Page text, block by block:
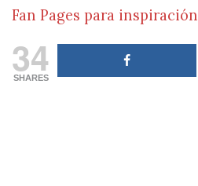
Fan Pages para inspiración
34
SHARES